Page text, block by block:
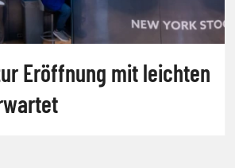
Eröffnung mit leichten